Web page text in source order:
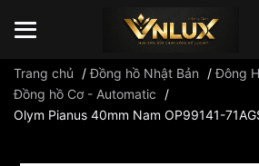
Đồng hồ casio đồng hồ G-Shock đồng hồ
Trang chủ /Đồng hồ Nhật Bản /Đông
Đồng hồ Cơ - Automatic
/
Olym Pianus 40mm Nam OP99141-